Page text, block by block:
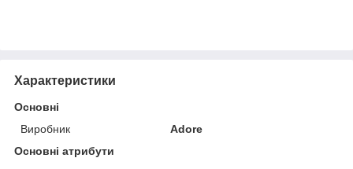
Характеристики
Основні
Виробник
Adore
Основні атрибути